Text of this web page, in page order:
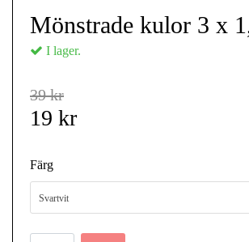
Mönstrade kulor 3 x
I lager.
39 kr
19 kr
Färg
Svartvit